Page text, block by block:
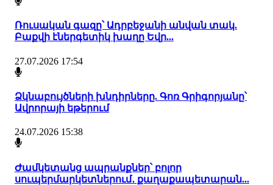
Ռուսական գազը՝ Ադրբեջանի անվան տակ.
Բաքվի էներգետիկ խաղը Եվր...
27.07.2026 17:54
Ձկնաբույծների խնդիրները. Գոռ Գրիգորյանը՝
Ավրորայի եթերում
24.07.2026 15:38
Ժամկետանց ապրանքներ՝ բոլոր
սուպերմարկետներում․ քաղաքապետարան...